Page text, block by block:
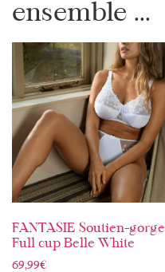
ensemble ...
FANTASIE Soutien-gorge
Full cup Belle White
69,99€